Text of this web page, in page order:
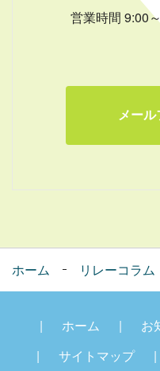
営業時間 9:00
メー
ホーム リレーコラム
ホーム お
サイトマップ